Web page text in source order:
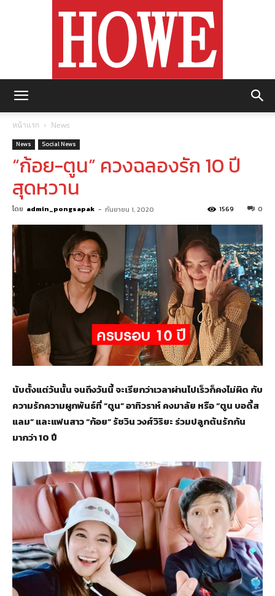
หน้าแรก News
News Social News
“ก้อย-ตูน” ควงฉลองรัก 10 ปี
สุดหวาน
โดย admin_pongsapak - กันยายน 1, 2020 0
1569
นับตั้งแต่วันนั้น จนถึงวันนี้ จะเรียกว่าเวลาผ่านไปเร็วก็คงไม่ผิด กับ
ความรักความผูกพันธ์ที่ “ตูน” อาทิวราห์ คงมาลัย หรือ “ตูน บอดี้ส
แลม” และแฟนสาว “ก้อย” รัชวิน วงศ์วิริยะ ร่วมปลูกต้นรักกัน
มากว่า 10 ปี